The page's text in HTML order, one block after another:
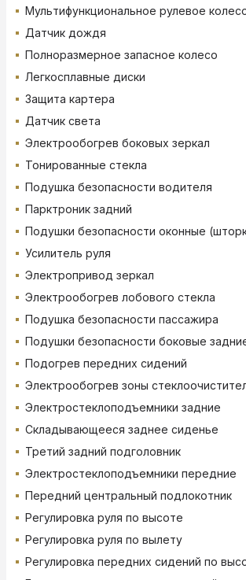
Мультифункциональное рулевое
Датчик дождя
Полноразмерное запасное колесо
Легкосплавные диски
Защита картера
Датчик света
Электрообогрев боковых зеркал
Тонированные стекла
Подушка безопасности водителя
Парктроник задний
Подушки безопасности оконные
Усилитель руля
Электропривод зеркал
Электрообогрев лобового стекла
Подушка безопасности пассажира
Подушки безопасности боковые
Подогрев передних сидений
Электрообогрев зоны
Электростеклоподъемники задние
Складывающееся заднее сиденье
Третий задний подголовник
Электростеклоподъемники передние
Передний центральный подлокотник
Регулировка руля по высоте
Регулировка руля по вылету
Регулировка передних сидений по